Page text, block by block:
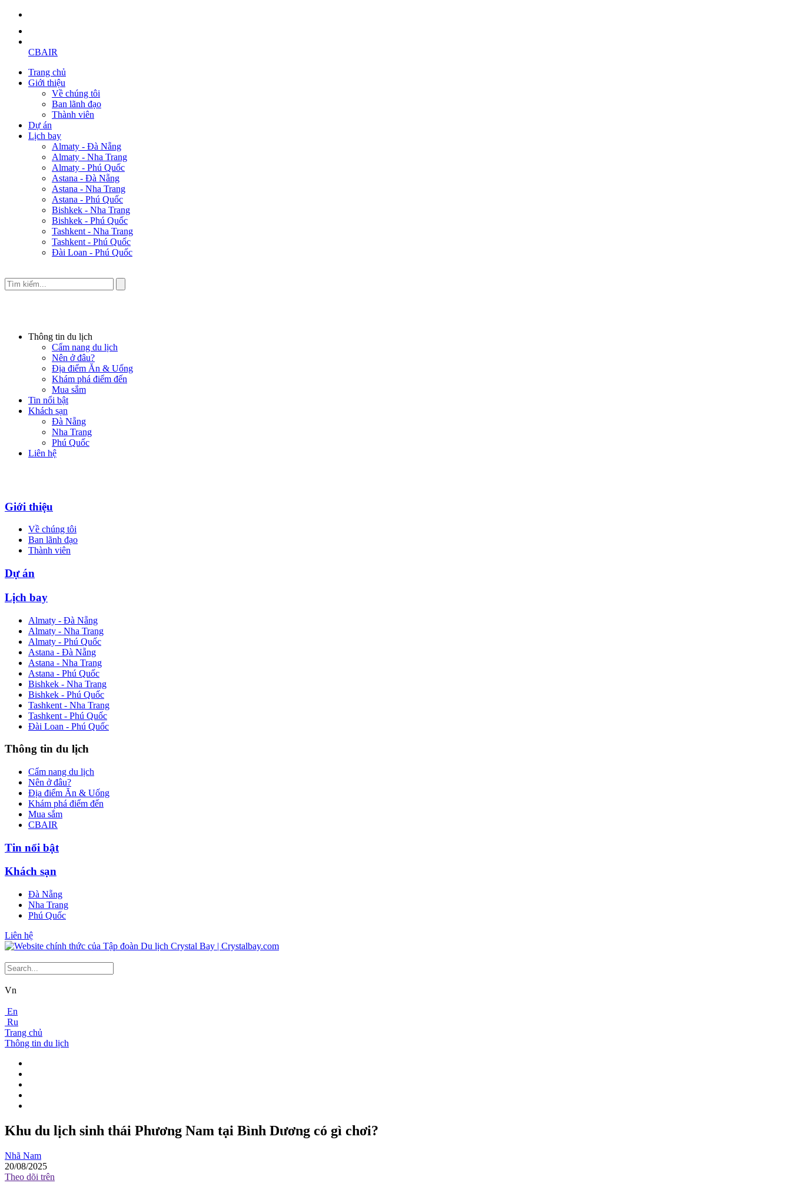
CBAIR
Trang chủ
Giới thiệu
Về chúng tôi
Ban lãnh đạo
Thành viên
Dự án
Lịch bay
Almaty - Đà Nẵng
Almaty - Nha Trang
Almaty - Phú Quốc
Astana - Đà Nẵng
Astana - Nha Trang
Astana - Phú Quốc
Bishkek - Nha Trang
Bishkek - Phú Quốc
Tashkent - Nha Trang
Tashkent - Phú Quốc
Đài Loan - Phú Quốc
Thông tin du lịch
Cẩm nang du lịch
Nên ở đâu?
Địa điểm Ăn & Uống
Khám phá điểm đến
Mua sắm
Tin nổi bật
Khách sạn
Đà Nẵng
Nha Trang
Phú Quốc
Liên hệ
Giới thiệu
Về chúng tôi
Ban lãnh đạo
Thành viên
Dự án
Lịch bay
Almaty - Đà Nẵng
Almaty - Nha Trang
Almaty - Phú Quốc
Astana - Đà Nẵng
Astana - Nha Trang
Astana - Phú Quốc
Bishkek - Nha Trang
Bishkek - Phú Quốc
Tashkent - Nha Trang
Tashkent - Phú Quốc
Đài Loan - Phú Quốc
Thông tin du lịch
Cẩm nang du lịch
Nên ở đâu?
Địa điểm Ăn & Uống
Khám phá điểm đến
Mua sắm
CBAIR
Tin nổi bật
Khách sạn
Đà Nẵng
Nha Trang
Phú Quốc
Liên hệ
Vn
En
Ru
Trang chủ
Thông tin du lịch
Khu du lịch sinh thái Phương Nam tại Bình Dương có gì chơi?
Nhã Nam
20/08/2025
Theo dõi trên